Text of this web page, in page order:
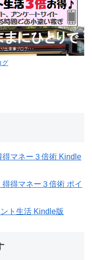
グ
得マネー３倍術 Kindle
得マネー３倍術 ポイ
ト生活 Kindle版